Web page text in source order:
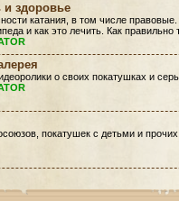
и здоровье
катания, в том числе
и как это лечить. Как правильно
о своих покатушках и
покатушек с детьми и